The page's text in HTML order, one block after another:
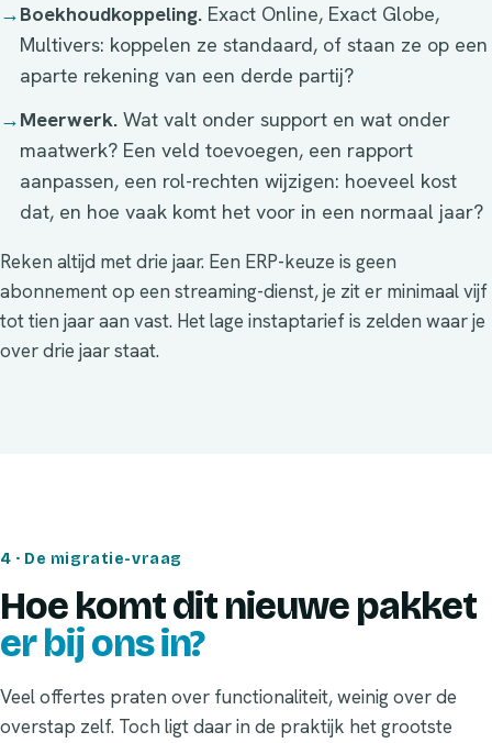
→Boekhoudkoppeling. Exact Online, Exact Globe,
Multivers: koppelen ze standaard, of staan ze op een
aparte rekening van een derde partij?
→Meerwerk. Wat valt onder support en wat onder
maatwerk? Een veld toevoegen, een rapport
aanpassen, een rol-rechten wijzigen: hoeveel kost
dat, en hoe vaak komt het voor in een normaal jaar?
Reken altijd met drie jaar. Een ERP-keuze is geen
abonnement op een streaming-dienst, je zit er minimaal vijf
tot tien jaar aan vast. Het lage instaptarief is zelden waar je
over drie jaar staat.
4 · De migratie-vraag
Hoe komt dit nieuwe pakket
er bij ons in?
Veel offertes praten over functionaliteit, weinig over de
overstap zelf. Toch ligt daar in de praktijk het grootste